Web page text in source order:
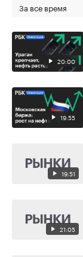
За все время
20:00
19:55
19:51
21:05